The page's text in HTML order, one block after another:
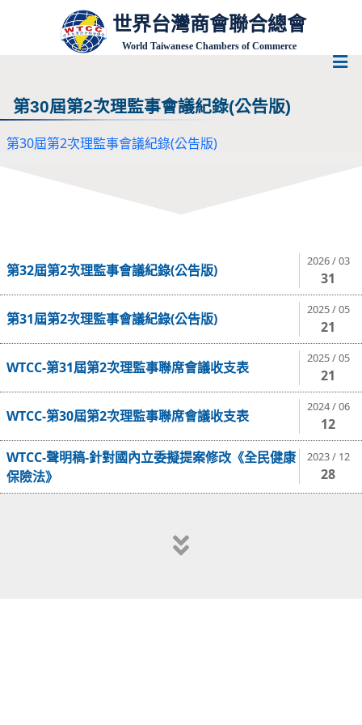
世界台灣商會聯合總會
World Taiwanese Chambers of Commerce
第30屆第2次理監事會議紀錄(公告版)
第30屆第2次理監事會議紀錄(公告版)
第32屆第2次理監事會議紀錄(公告版)
2026 / 03
31
第31屆第2次理監事會議紀錄(公告版)
2025 / 05
21
WTCC-第31屆第2次理監事聯席會議收支表
2025 / 05
21
WTCC-第30屆第2次理監事聯席會議收支表
2024 / 06
12
WTCC-聲明稿-針對國內立委擬提案修改《全民健康
保險法》
2023 / 12
28